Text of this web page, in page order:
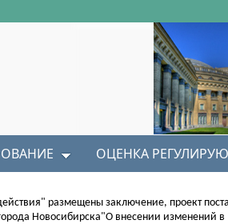
ОЦЕНКА
размещены заключение, проект
Новосибирска"О внесении изменений в